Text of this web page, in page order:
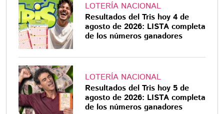
LOTERÍA NACIONAL
Resultados del Tris hoy 4 de
agosto de 2026: LISTA completa
de los números ganadores
LOTERÍA NACIONAL
Resultados del Tris hoy 5 de
agosto de 2026: LISTA completa
de los números ganadores